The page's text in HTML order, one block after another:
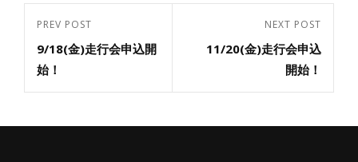
投
稿
ナ
ビ
ー
Previous
Post
PREV POST
9/18(金)走行会申込開
始！
Post
NEXT POST
11/20(金)走行会申込
開始！